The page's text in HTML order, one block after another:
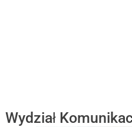
Wydział